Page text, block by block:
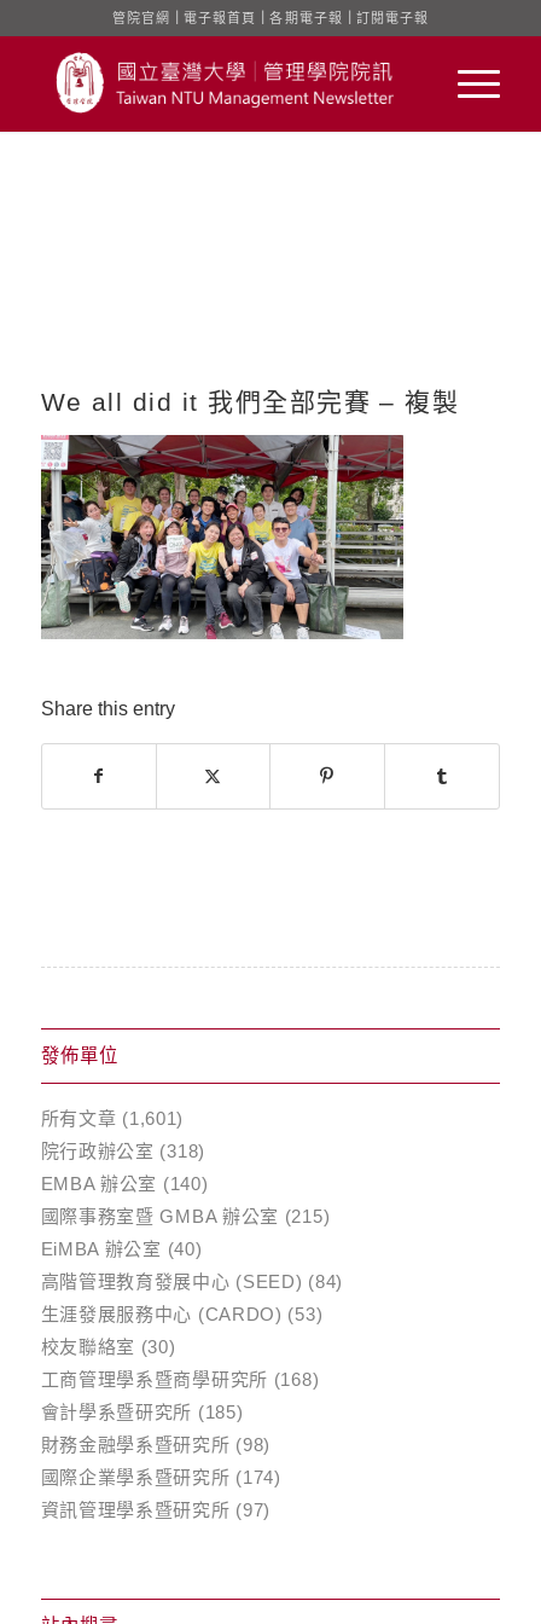
管院官網 電子報首頁 ｜各期電子報 訂閱電子報
We all did it 我們全部完賽 – 複製
Share this entry
發佈單位
所有文章 (1,601)
院行政辦公室 (318)
EMBA 辦公室 (140)
國際事務室暨 GMBA 辦公室 (215)
EiMBA 辦公室 (40)
高階管理教育發展中心 (SEED) (84)
生涯發展服務中心 (CARDO) (53)
校友聯絡室 (30)
工商管理學系暨商學研究所 (168)
會計學系暨研究所 (185)
財務金融學系暨研究所 (98)
國際企業學系暨研究所 (174)
資訊管理學系暨研究所 (97)